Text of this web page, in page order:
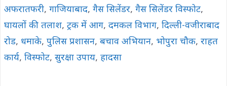
अफरातफरी, गाजियाबाद, गैस सिलेंडर, गैस सिलेंडर विस्फोट,
घायलों की तलाश, ट्रक में आग, दमकल विभाग, दिल्ली-वजीराबाद
रोड, धमाके, पुलिस प्रशासन, बचाव अभियान, भोपुरा चौक, राहत
कार्य, विस्फोट, सुरक्षा उपाय, हादसा